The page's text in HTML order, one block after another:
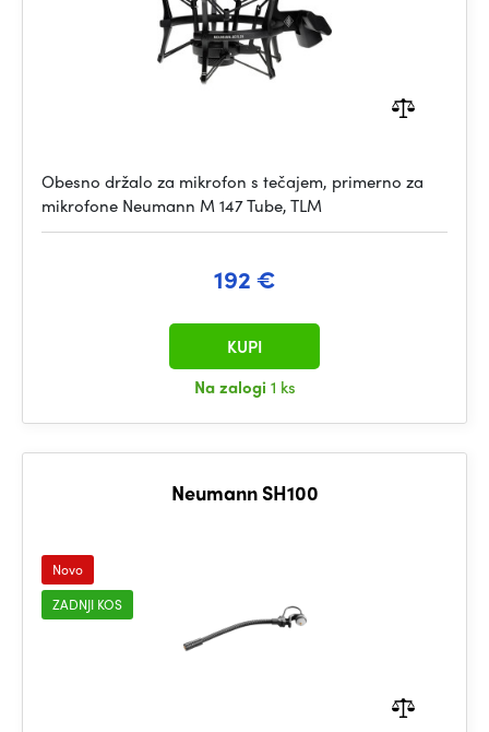
Obesno držalo za mikrofon s tečajem, primerno za
mikrofone Neumann M 147 Tube, TLM
192 €
Na zalogi 1 ks
KUPI
Neumann SH100
Novo
ZADNJI KOS